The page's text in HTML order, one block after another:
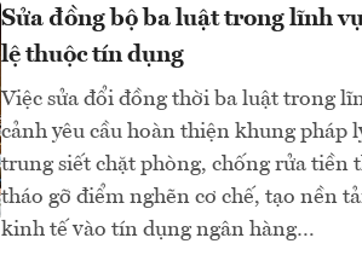
Sửa đồng bộ ba luật trong lĩnh
lệ thuộc tín dụng
Việc sửa đổi đồng thời ba luật trong
cảnh yêu cầu hoàn thiện khung pháp
trung siết chặt phòng, chống rửa tiền
tháo gỡ điểm nghẽn cơ chế, tạo nền
kinh tế vào tín dụng ngân hàng…